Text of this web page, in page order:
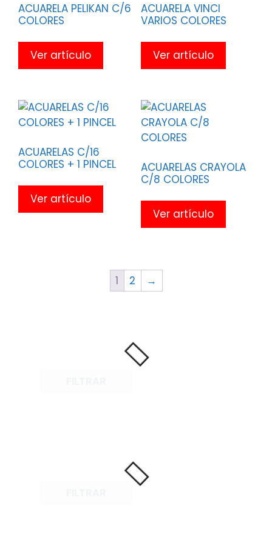
ACUARELA PELIKAN C/6
COLORES
Ver artículo
ACUARELA VINCI
VARIOS COLORES
Ver artículo
ACUARELAS C/16
COLORES + 1 PINCEL
Ver artículo
ACUARELAS CRAYOLA
C/8 COLORES
Ver artículo
1 2 →